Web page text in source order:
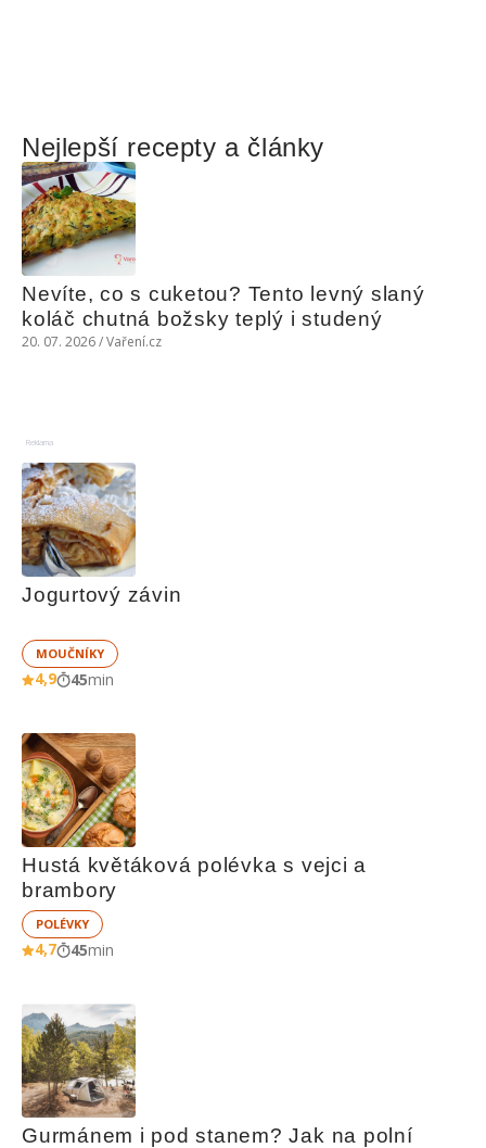
Nejlepší recepty a články
Nevíte, co s cuketou? Tento levný slaný
koláč chutná božsky teplý i studený
20. 07. 2026 / Vaření.cz
Reklama
Jogurtový závin
MOUČNÍKY
4,9 45min
Hustá květáková polévka s vejci a
brambory
POLÉVKY
4,7 45min
Gurmánem i pod stanem? Jak na polní